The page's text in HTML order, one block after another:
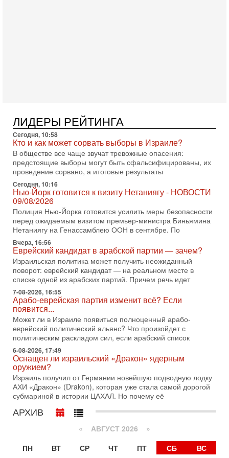
В этом выпуске мы разбираем одну из самых тревожных
тем израильской политики. Известно, что израильская
Служба общей безопасности (ШАБАК) создала
3-08-2026, 08:32
Трамп и Иран: последний шанс - НОВОСТИ
03/08/2026
Президент США Дональд Трамп объявил о возобновлении
переговоров с Ираном, но Тегеран пока не подтвердил
готовность к диалогу. По словам американского
2-08-2026, 08:42
Трамп отменил удар по Ирану - НОВОСТИ
02/08/2026
Президент США Дональд Трамп сегодня заявил об отмене
подготовленного удара по Ирану после обращений
Тегерана и других стран региона. По его словам,
1-08-2026, 17:50
«Русский голос» Израиля: кто заберет его на этот
раз?
Голоса русскоязычных репатриантов не раз кардинально
меняли политический ландшафт Израиля. Достаточно
вспомнить взлет партии «Исраэль ба-алия», когда
31-07-2026, 17:00
Тайны закрытых дверей: о чём на самом деле
молчат Трамп и Нетаньяху?
Недавний визит премьер-министра Израиля Биньямина
Нетаньяху в США и его встреча с Дональдом Трампом
оставили больше вопросов, чем ответов. Полная
31-07-2026, 15:18
Иран готовит покушение на Нетаниягу! Трамп не
хочет эскалации, но КСИР готовит взрыв!
по вопросам безопасности, офицер запаса
Международного управления полиции Израиля, автор
31-07-2026, 09:02
ЛИДЕРЫ РЕЙТИНГА
Сегодня, 10:58
Кто и как может сорвать выборы в Израиле?
В обществе все чаще звучат тревожные опасения:
предстоящие выборы могут быть сфальсифицированы, их
проведение сорвано, а итоговые результаты
Сегодня, 10:16
Нью-Йорк готовится к визиту Нетаниягу - НОВОСТИ
09/08/2026
Полиция Нью-Йорка готовится усилить меры безопасности
перед ожидаемым визитом премьер-министра Биньямина
Нетаниягу на Генассамблею ООН в сентябре. По
Вчера, 16:56
Еврейский кандидат в арабской партии — зачем?
Израильская политика может получить неожиданный
поворот: еврейский кандидат — на реальном месте в
списке одной из арабских партий. Причем речь идет
7-08-2026, 16:55
Арабо-еврейская партия изменит всё? Если
появится...
Может ли в Израиле появиться полноценный арабо-
еврейский политический альянс? Что произойдет с
политическим раскладом сил, если арабский список
6-08-2026, 17:49
Оснащен ли израильский «Дракон» ядерным
оружием?
Израиль получил от Германии новейшую подводную лодку
АХИ «Дракон» (Drakon), которая уже стала самой дорогой
субмариной в истории ЦАХАЛ. Но почему её
АРХИВ
« АВГУСТ 2026 »
ПН
ВТ СР ЧТ ПТ СБ
ВС